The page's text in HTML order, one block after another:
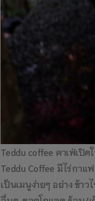
Teddu coffee คาเฟ่เปิ
Teddu Coffee มีไร่กา
เป็นเมนูง่ายๆ อย่าง ข้า